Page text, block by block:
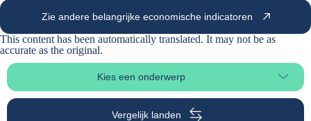
Zie andere belangrijke economische indicatoren
This content has been automatically translated. It may not be as
accurate as the original.
Kies een onderwerp
Selecteer paginasectie
Vergelijk landen